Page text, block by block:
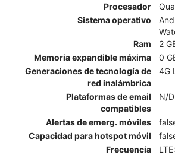
Procesador
Sistema operativo
Ram
2
Memoria expandible máxima
0
Generaciones de tecnología de
red inalámbrica
4G
Plataformas de email
compatibles
N/D
Alertas de emerg. móviles
Capacidad para hotspot móvil
Frecuencia